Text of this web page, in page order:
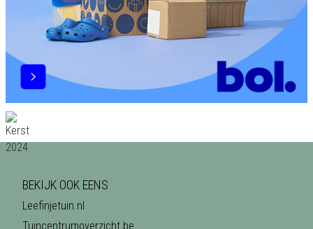
BEKIJK OOK EENS
Leefinjetuin.nl
Tuincentrumoverzicht.be